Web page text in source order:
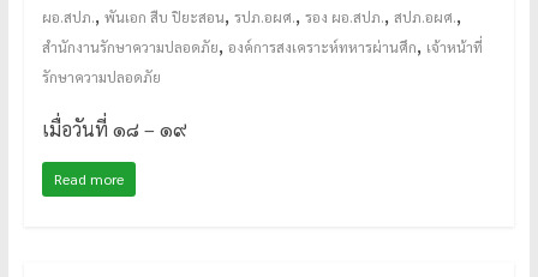
ผอ.สปภ., พันเอก สืบ ปิยะสอน, รปภ.อผศ., รอง ผอ.สปภ., สปภ.อผศ.,
สำนักงานรักษาความปลอดภัย, องค์การสงเคราะห์ทหารผ่านศึก, เจ้าหน้าที่
รักษาความปลอดภัย
เมื่อวันที่ ๑๘ – ๑๙
Read more